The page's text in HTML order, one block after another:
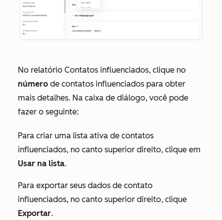
No relatório Contatos influenciados, clique no
número de contatos influenciados para obter
mais detalhes. Na caixa de diálogo, você pode
fazer o seguinte:
Para criar uma lista ativa de contatos
influenciados, no canto superior direito, clique em
Usar na lista.
Para exportar seus dados de contato
influenciados, no canto superior direito, clique
Exportar.